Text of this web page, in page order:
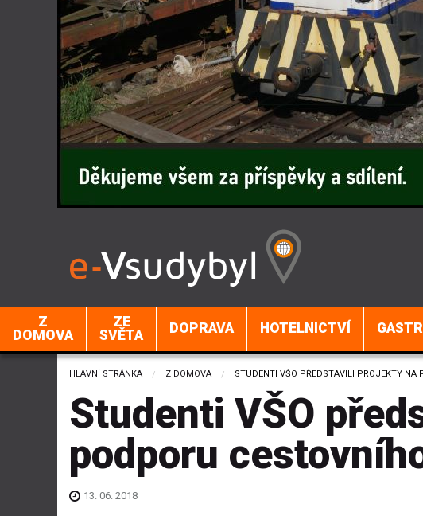
Z
DOMOVA
ZE
SVĚTA
DOPRAVA HOTELNICTVÍ
HLAVNÍ STRÁNKA Z DOMOVA CURRENT:
STUDENTI VŠO PŘEDSTAVILI PROJEKTY NA
Studenti VŠO
podporu
13. 06. 2018